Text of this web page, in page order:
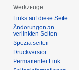
Werkzeuge
Links auf diese Seite
Änderungen an
verlinkten Seiten
Spezialseiten
Druckversion
Permanenter Link